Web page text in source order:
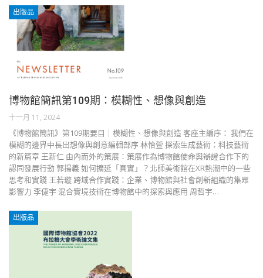
出版品
博物館簡訊第109期：模糊性、想像與創造
十一月 11, 2024
《博物館簡訊》第109期要目｜模糊性、想像與創造 客座主編序： 我們在
模糊的邊界中長出想像與創意編輯部序 林怡萱 探索生成藝術：科技藝術
的新篇章 王新仁 由內而外的策展：策展作為博物館使命與辯證合作下的
認同發展行動 郭揚義 如何擴延「真實」？北師美術館在XR熱潮中的一些
思考和實踐 王若璇 跨域合作實踐：企業、博物館與社會創新組織的集眾
影響力 李倢宇 混合實境技術在博物館中的探索與應用 周哲宇…
出版品